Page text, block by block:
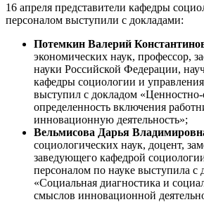
16 апреля представители кафедры
персоналом выступили с докладами:
Потемкин Валерий
экономических наук, профессор,
науки Российской Федерации,
кафедры социологии и
выступил с докладом
определенность включения
инновационную деятельность»;
Вельмисова Дарья
социологических наук, доцент,
заведующего кафедрой
персоналом по науке выступила с
«Социальная диагностика и
смыслов инновационной